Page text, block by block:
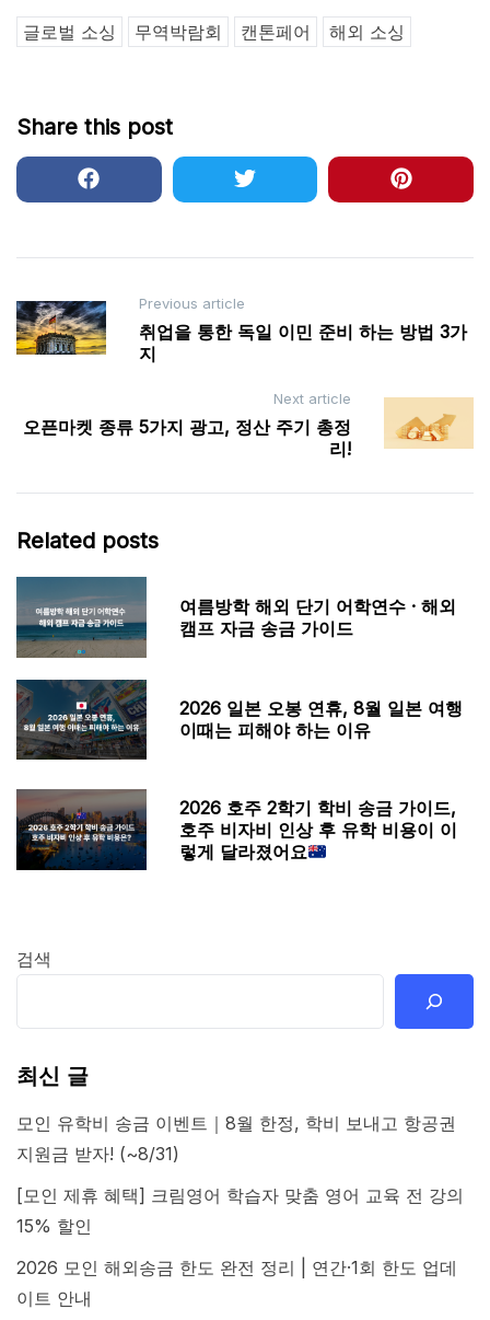
글로벌 소싱 무역박람회 캔톤페어 해외 소싱
Share this post
Post
navigation
Previous article
취업을 통한 독일 이민 준비 하는 방법 3가
지
Next article
오픈마켓 종류 5가지 광고, 정산 주기 총정
리!
Related posts
여름방학 해외 단기 어학연수 · 해외
캠프 자금 송금 가이드
2026 일본 오봉 연휴, 8월 일본 여행
이때는 피해야 하는 이유
2026 호주 2학기 학비 송금 가이드,
호주 비자비 인상 후 유학 비용이 이
렇게 달라졌어요
검색
최신 글
모인 유학비 송금 이벤트｜8월 한정, 학비 보내고 항공권
지원금 받자! (~8/31)
[모인 제휴 혜택] 크림영어 학습자 맞춤 영어 교육 전 강의
15% 할인
2026 모인 해외송금 한도 완전 정리 | 연간·1회 한도 업데
이트 안내